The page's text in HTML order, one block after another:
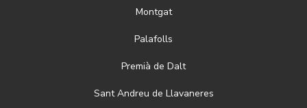
Montgat
Palafolls
Premià de Dalt
Sant Andreu de Llavaneres